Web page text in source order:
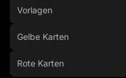
Vorlagen
Gelbe Karten
Rote Karten